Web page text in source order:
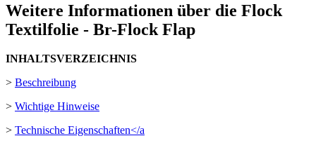
Weitere Informationen über die Flock
Textilfolie - Br-Flock Flap
INHALTSVERZEICHNIS
> Beschreibung
> Wichtige Hinweise
> Technische Eigenschaften</a